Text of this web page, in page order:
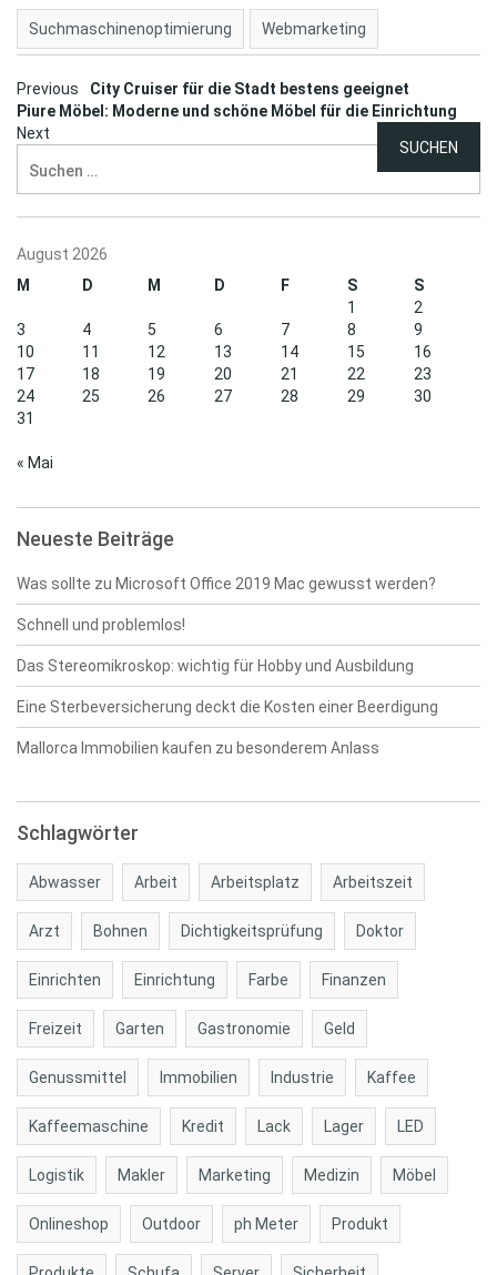
Suchmaschinenoptimierung Webmarketing
Post
navigation
Previous
City Cruiser für die Stadt bestens geeignet
Piure Möbel: Moderne und schöne Möbel für die Einrichtung
Next
nach:
August 2026
M
D M D F S
S
1
2
3
4 5 6 7 8
9
10
11 12 13 14 15
16
17
18 19 20 21 22
23
24
25 26 27 28 29
30
31
« Mai
Neueste Beiträge
Was sollte zu Microsoft Office 2019 Mac gewusst werden?
Schnell und problemlos!
Das Stereomikroskop: wichtig für Hobby und Ausbildung
Eine Sterbeversicherung deckt die Kosten einer Beerdigung
Mallorca Immobilien kaufen zu besonderem Anlass
Schlagwörter
Abwasser Arbeit Arbeitsplatz Arbeitszeit
Arzt Bohnen Dichtigkeitsprüfung Doktor
Einrichten Einrichtung Farbe Finanzen
Freizeit Garten Gastronomie Geld
Genussmittel Immobilien Industrie Kaffee
Kaffeemaschine Kredit Lack Lager LED
Logistik Makler Marketing Medizin Möbel
Onlineshop Outdoor ph Meter Produkt